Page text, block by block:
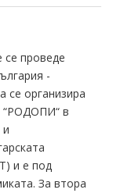
проведе
-
се организира
“РОДОПИ“ в
и
и е под
За втора